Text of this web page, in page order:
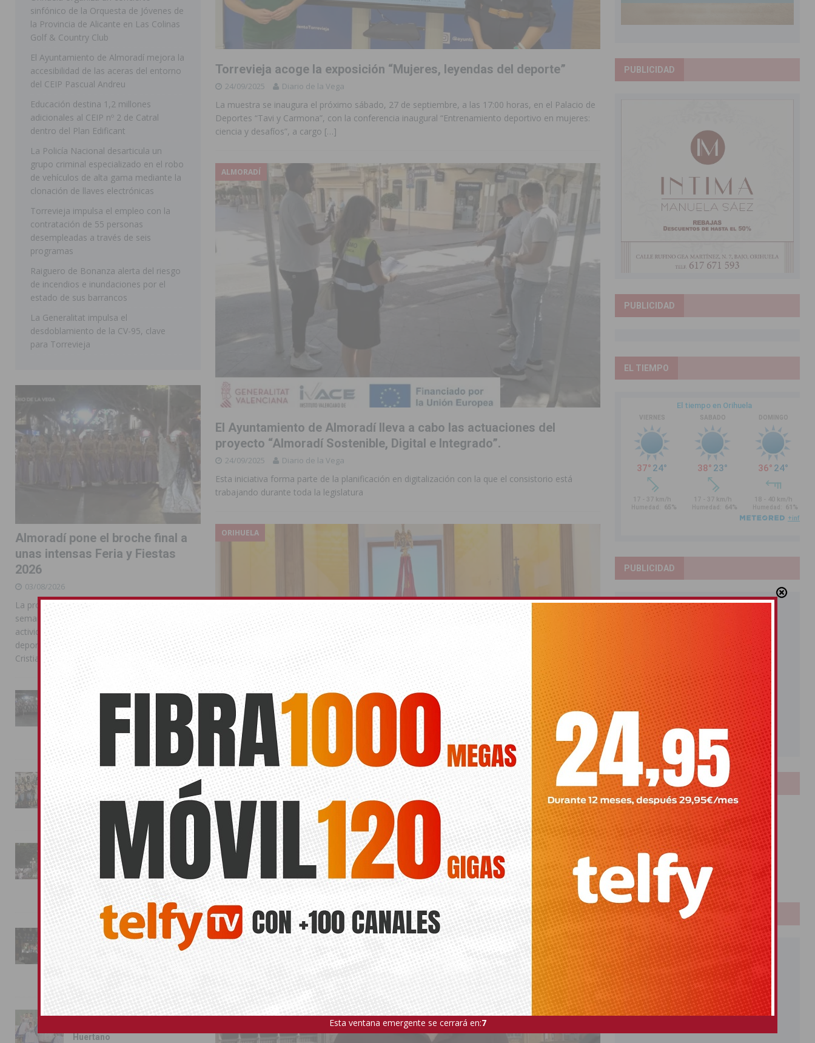
[ 07/08/2026 ]
Rojales clausura con éxito las Fiestas de las Urbanizaciones de Ciudad Quesada 2026
[ 06/08/2026 ]
Redován presenta la programación de sus Fiestas Patronales en honor a la Virgen de la Salud y San Miguel
Arcángel
REDOVÁN
[ 06/08/2026 ]
El PSOE denuncia una nueva prórroga de la ORA en Orihuela ‘sin mejoras ni bonificaciones’
[ 07/08/2026 ] FEGADO 2026 cierra con un balance histórico y consolida a Dolores como referente ganadero de la CV
DOLORES
[ 07/08/2026 ] Orihuela cumple los objetivos de ‘Refluye Mi Río’ y recibirá 3,3 millones de la Fundación Biodiversidad
ORIHUELA
[ 07/08/2026 ]
Orihuela organiza un concierto sinfónico de la Orquesta de Jóvenes de la Provincia de Alicante en Las Colinas
Golf & Country Club
Torrevieja acoge la exposición “Mujeres, leyendas del deporte”
24/09/2025 Diario de la Vega
La muestra se inaugura el próximo sábado, 27 de septiembre, a las 17:00 horas, en el Palacio de
Deportes “Tavi y Carmona”, con la conferencia inaugural “Entrenamiento deportivo en mujeres:
ciencia y desafíos”, a cargo […]
ALMORADÍ
El Ayuntamiento de Almoradí lleva a cabo las actuaciones del
proyecto “Almoradí Sostenible, Digital e Integrado”.
24/09/2025 Diario de la Vega
Esta iniciativa forma parte de la planificación en digitalización con la que el consistorio está
trabajando durante toda la legislatura
ORIHUELA
El alcalde de Orihuela recibe a la nueva directora de la Cátedra
Loazes de la Universidad de Alicante
24/09/2025 Diario de la Vega
Este encuentro ha servido para celebrar la reunión de la comisión mixta subrayando la
importancia de esta nueva etapa para consolidar los vínculos ya existentes entre el consistorio y
la institución educativa
ORIHUELA
sinfónico de la Orquesta de Jóvenes de
la Provincia de Alicante en Las Colinas
Golf & Country Club
El Ayuntamiento de Almoradí mejora la
accesibilidad de las aceras del entorno
del CEIP Pascual Andreu
Educación destina 1,2 millones
adicionales al CEIP nº 2 de Catral
dentro del Plan Edificant
La Policía Nacional desarticula un
grupo criminal especializado en el robo
de vehículos de alta gama mediante la
clonación de llaves electrónicas
Torrevieja impulsa el empleo con la
contratación de 55 personas
desempleadas a través de seis
programas
Raiguero de Bonanza alerta del riesgo
de incendios e inundaciones por el
estado de sus barrancos
La Generalitat impulsa el
desdoblamiento de la CV-95, clave
para Torrevieja
Almoradí pone el broche final a
unas intensas Feria y Fiestas
2026
03/08/2026
La programación reunió durante más de una
semana actos institucionales, conciertos,
actividades familiares, competiciones
deportivas y las celebraciones de Moros y
Cristianos
La Entrada Cristiana llena de
esplendor las calles de
Almoradí en una multitudinaria
jornada festera
02/08/2026
La magia de la Entrada Mora
conquista las calles de
Almoradí
01/08/2026
La fiesta se adueña de
Almoradí con la presentación
de los cargos festeros y la
toma del castillo
31/07/2026
Pilar de la Horadada
conmemora con emoción el
40º aniversario de su
independencia como municipio
31/07/2026
Almoradí presume de raíces
Huertano
PUBLICIDAD
PUBLICIDAD
EL TIEMPO
PUBLICIDAD
LOTERIAS
Bonoloto
Primitiva
El Gordo
Euromillones
Loteria
Once
PUBLICIDAD
Esta ventana emergente se cerrará en:5